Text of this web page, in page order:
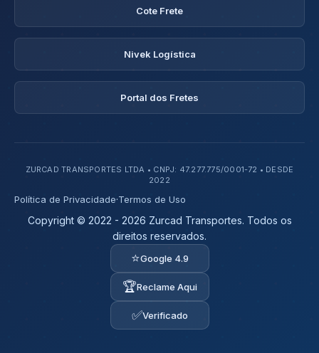
Cote Frete
Nivek Logística
Portal dos Fretes
ZURCAD TRANSPORTES LTDA • CNPJ: 47.277.775/0001-72 • DESDE
2022
Política de Privacidade·Termos de Uso
Copyright © 2022 - 2026 Zurcad Transportes. Todos os
direitos reservados.
⭐Google 4.9
🏆Reclame Aqui
✅Verificado